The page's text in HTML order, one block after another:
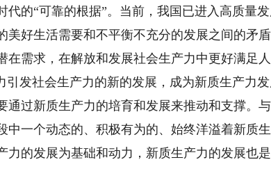
代的“可靠的根据”。当前，我国已进入高质量
美好生活需要和不平衡不充分的发展之间的矛
在需求，在解放和发展社会生产力中更好满足
引发社会生产力的新的发展，成为新质生产力
通过新质生产力的培育和发展来推动和支撑。
中一个动态的、积极有为的、始终洋溢着新质
力的发展为基础和动力，新质生产力的发展也